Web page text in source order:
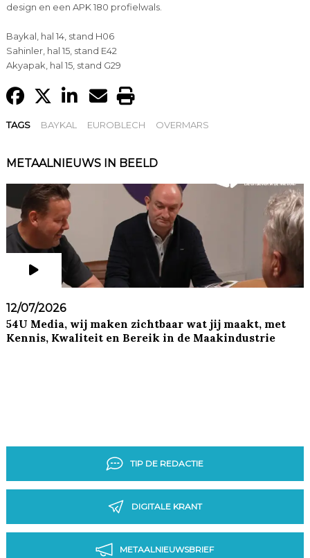
design en een APK 180 profielwals.
Baykal, hal 14, stand H06
Sahinler, hal 15, stand E42
Akyapak, hal 15, stand G29
TAGS BAYKAL EUROBLECH OVERMARS
METAALNIEUWS IN BEELD
12/07/2026
54U Media, wij maken zichtbaar wat jij maakt, met
Kennis, Kwaliteit en Bereik in de Maakindustrie
TIP DE REDACTIE
DIGITALE KRANT
METAALNIEUWSBRIEF